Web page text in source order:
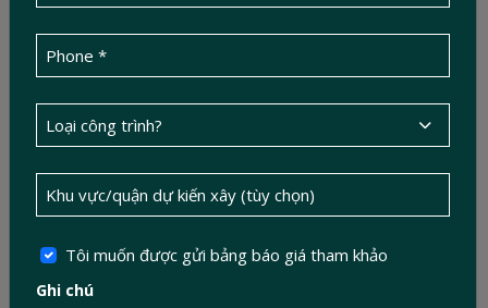
Tôi muốn được gửi bảng báo giá tham khảo
Ghi chú